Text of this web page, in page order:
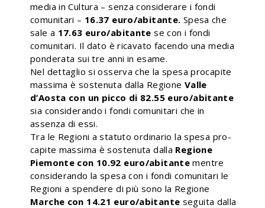
media in Cultura – senza considerare i fondi
comunitari – 16.37 euro/abitante. Spesa che
sale a 17.63 euro/abitantese con i fondi
comunitari. Il dato è ricavato facendo una media
ponderata sui tre anni in esame.
Nel dettaglio si osserva che la spesa procapite
massima è sostenuta dalla Regione Valle
d’Aosta con un picco di 82.55 euro/abitante
sia considerando i fondi comunitari che in
assenza di essi.
Tra le Regioni a statuto ordinario la spesa pro-
capite massima è sostenuta dalla Regione
Piemonte con 10.92 euro/abitantementre
considerando la spesa con i fondi comunitari le
Regioni a spendere di più sono la Regione
Marche con 14.21 euro/abitante seguita dalla